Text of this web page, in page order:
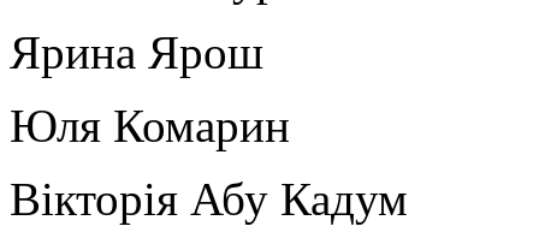
Ярина Ярош
Юля Комарин
Вікторія Абу Кадум